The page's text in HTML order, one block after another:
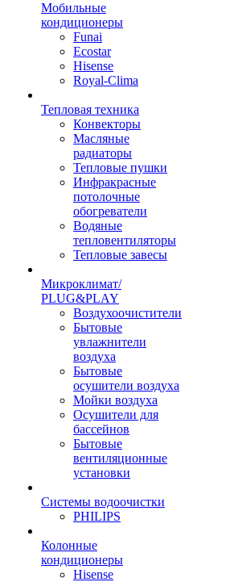
Мобильные
кондиционеры
Funai
Ecostar
Hisense
Royal-Clima
Тепловая техника
Конвекторы
Масляные
радиаторы
Тепловые пушки
Инфракрасные
потолочные
обогреватели
Водяные
тепловентиляторы
Тепловые завесы
Микроклимат/
PLUG&PLAY
Воздухоочистители
Бытовые
увлажнители
воздуха
Бытовые
осушители воздуха
Мойки воздуха
Осушители для
бассейнов
Бытовые
вентиляционные
установки
Системы водоочистки
PHILIPS
Колонные
кондиционеры
Hisense